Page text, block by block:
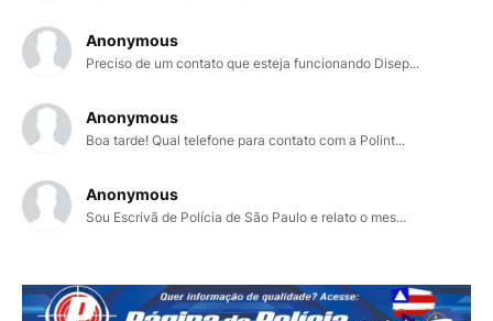
Anonymous
Preciso de um contato que esteja funcionando Disep...
Anonymous
Boa tarde! Qual telefone para contato com a Polint...
Anonymous
Sou Escrivã de Polícia de São Paulo e relato o mes...